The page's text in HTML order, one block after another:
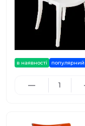
в наявності популярний